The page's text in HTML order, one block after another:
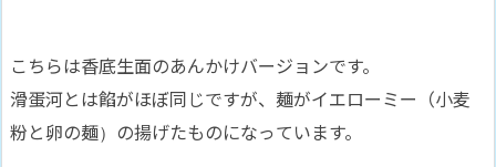
こちらは香底生面のあんかけバージョンです。
滑蛋河とは餡がほぼ同じですが、麺がイエローミー（小麦
粉と卵の麺）の揚げたものになっています。